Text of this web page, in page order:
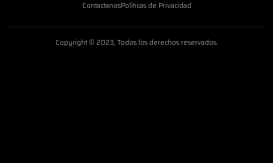
ContactanosPolíticas de Privacidad
Copyright © 2023, Todos los derechos reservados.